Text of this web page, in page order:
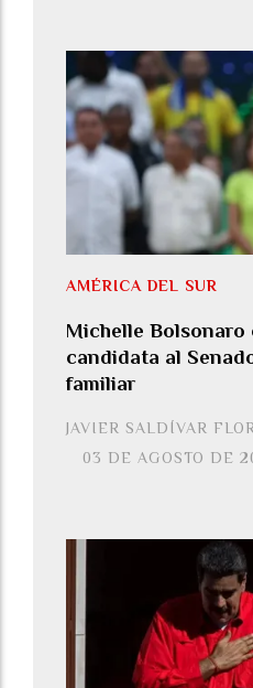
Michelle Bolsonaro
candidata al
familiar
JAVIER SALDÍVAR
AMÉRICA DEL SUR
03 DE AGOSTO DE